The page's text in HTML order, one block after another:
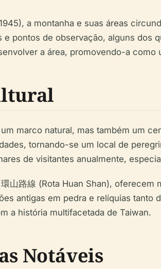
a montanha e suas áreas
pontos de observação, alguns dos
a área, promovendo-a
marco natural, mas também um
tornando-se um local de
de visitantes anualmente,
山路線 (Rota Huan Shan),
antigas em pedra e relíquias tanto
a história multifacetada de Taiwan.
Notáveis